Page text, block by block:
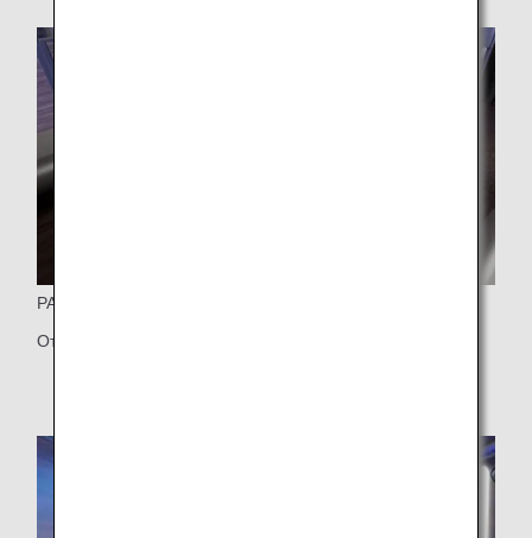
РАЗДВИЖНАЯ ДВЕРЬ
Отдельное кресло с дверцей